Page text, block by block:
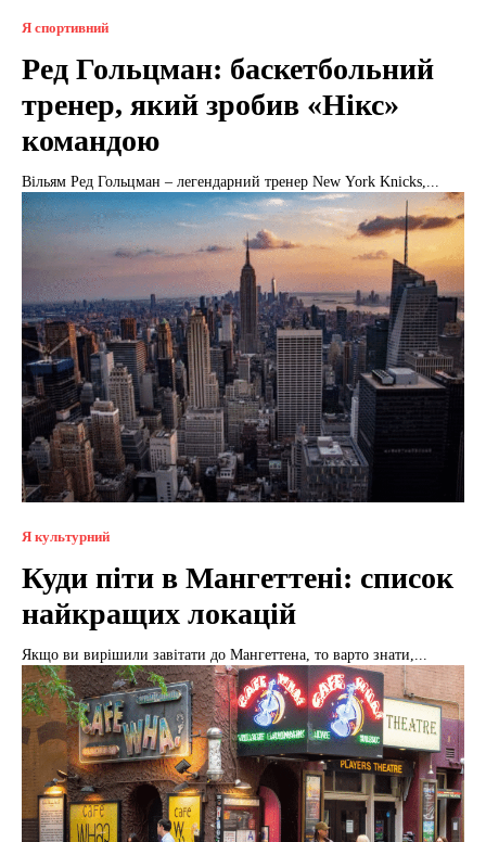
Я спортивний
Ред Гольцман: баскетбольний
тренер, який зробив «Нікс»
командою
Вільям Ред Гольцман – легендарний тренер New York Knicks,...
Я культурний
Куди піти в Мангеттені: список
найкращих локацій
Якщо ви вирішили завітати до Мангеттена, то варто знати,...